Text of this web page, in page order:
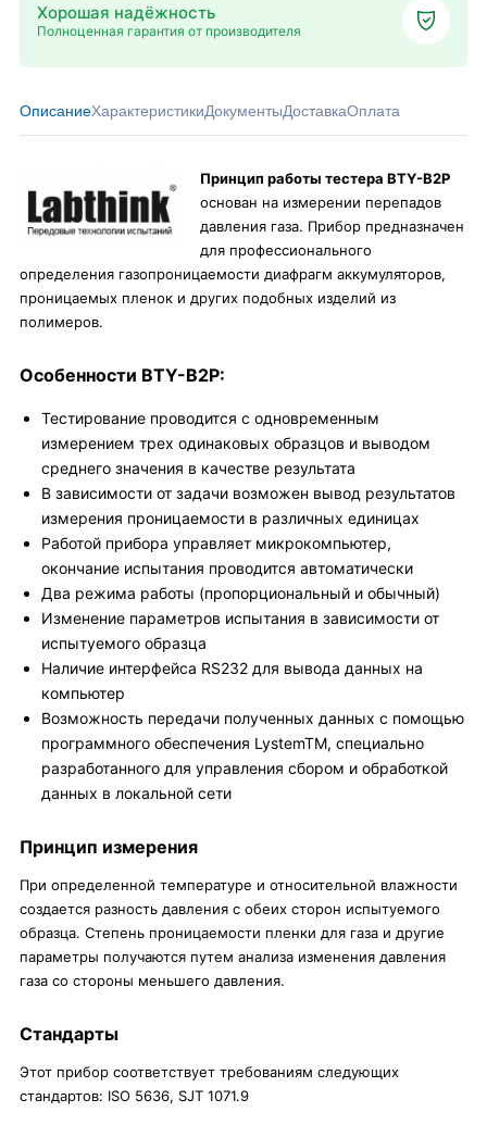
Хорошая надёжность
Полноценная гарантия от производителя
ОписаниеХарактеристикиДокументыДоставкаОплата
Принцип работы тестера BTY-B2P
основан на измерении перепадов
давления газа. Прибор предназначен
для профессионального
определения газопроницаемости диафрагм аккумуляторов,
проницаемых пленок и других подобных изделий из
полимеров.
Особенности BTY-B2P:
Тестирование проводится с одновременным
измерением трех одинаковых образцов и выводом
среднего значения в качестве результата
В зависимости от задачи возможен вывод результатов
измерения проницаемости в различных единицах
Работой прибора управляет микрокомпьютер,
окончание испытания проводится автоматически
Два режима работы (пропорциональный и обычный)
Изменение параметров испытания в зависимости от
испытуемого образца
Наличие интерфейса RS232 для вывода данных на
компьютер
Возможность передачи полученных данных с помощью
программного обеспечения LystemTM, специально
разработанного для управления сбором и обработкой
данных в локальной сети
Принцип измерения
При определенной температуре и относительной влажности
создается разность давления с обеих сторон испытуемого
образца. Степень проницаемости пленки для газа и другие
параметры получаются путем анализа изменения давления
газа со стороны меньшего давления.
Стандарты
Этот прибор соответствует требованиям следующих
стандартов: ISO 5636, SJT 1071.9